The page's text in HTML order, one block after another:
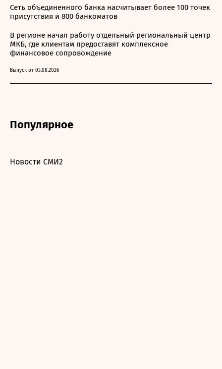
Сеть объединенного банка насчитывает более 100 точек
присутствия и 800 банкоматов
В регионе начал работу отдельный региональный центр
МКБ, где клиентам предоставят комплексное
финансовое сопровождение
Выпуск от 03.08.2026
Популярное
Новости СМИ2